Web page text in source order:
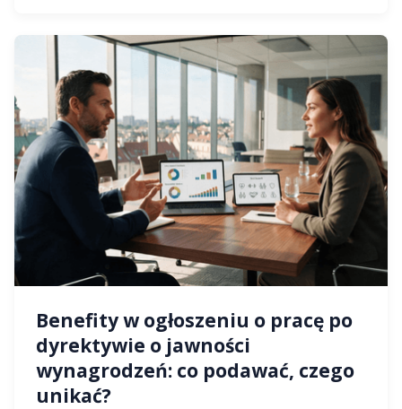
Benefity w ogłoszeniu o pracę po
dyrektywie o jawności
wynagrodzeń: co podawać, czego
unikać?